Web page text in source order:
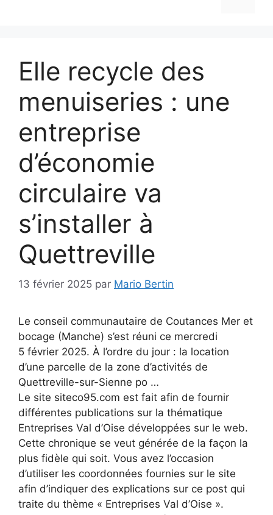
Elle recycle des
menuiseries : une
entreprise
d’économie
circulaire va
s’installer à
Quettreville
13 février 2025 par Mario Bertin
Le conseil communautaire de Coutances Mer et
bocage (Manche) s’est réuni ce mercredi
5 février 2025. À l’ordre du jour : la location
d’une parcelle de la zone d’activités de
Quettreville-sur-Sienne po …
Le site siteco95.com est fait afin de fournir
différentes publications sur la thématique
Entreprises Val d’Oise développées sur le web.
Cette chronique se veut générée de la façon la
plus fidèle qui soit. Vous avez l’occasion
d’utiliser les coordonnées fournies sur le site
afin d’indiquer des explications sur ce post qui
traite du thème « Entreprises Val d’Oise ».